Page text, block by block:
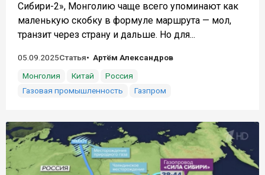
Сибири-2», Монголию чаще всего упоминают как
маленькую скобку в формуле маршрута — мол,
транзит через страну и дальше. Но для...
05.09.2025Статья
Артём Александров
Монголия
Китай
Россия
Газовая промышленность
Газпром